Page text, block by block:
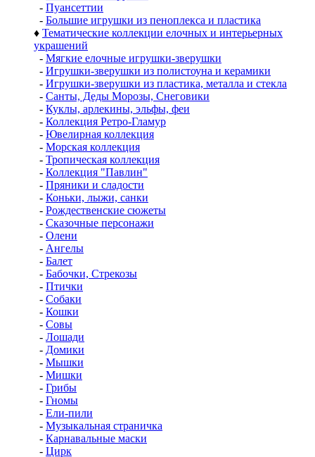
- Пуансеттии
- Большие игрушки из пеноплекса и пластика
♦ Тематические коллекции елочных и интерьерных
украшений
- Мягкие елочные игрушки-зверушки
- Игрушки-зверушки из полистоуна и керамики
- Игрушки-зверушки из пластика, металла и стекла
- Санты, Деды Морозы, Снеговики
- Куклы, арлекины, эльфы, феи
- Коллекция Ретро-Гламур
- Ювелирная коллекция
- Морская коллекция
- Тропическая коллекция
- Коллекция "Павлин"
- Пряники и сладости
- Коньки, лыжи, санки
- Рождественские сюжеты
- Сказочные персонажи
- Олени
- Ангелы
- Балет
- Бабочки, Стрекозы
- Птички
- Собаки
- Кошки
- Совы
- Лошади
- Домики
- Мышки
- Мишки
- Грибы
- Гномы
- Ели-пили
- Музыкальная страничка
- Карнавальные маски
- Цирк